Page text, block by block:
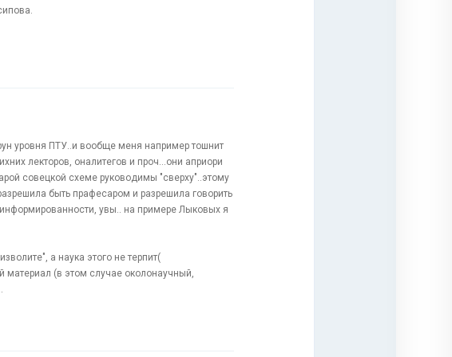
уровня ПТУ..и вообще меня например тошнит
лекторов, оналитегов и проч...они априори
совецкой схеме руководимы "сверху"..этому
быть прафесаром и разрешила говорить
информированности, увы.. на примере Лыковых я
а наука этого не терпит(
(в этом случае околонаучный,